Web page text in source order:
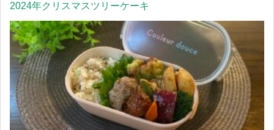
2024年クリスマスツリーケーキ